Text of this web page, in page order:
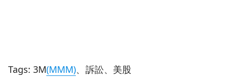
Tags: 3M(MMM)、訴訟、美股